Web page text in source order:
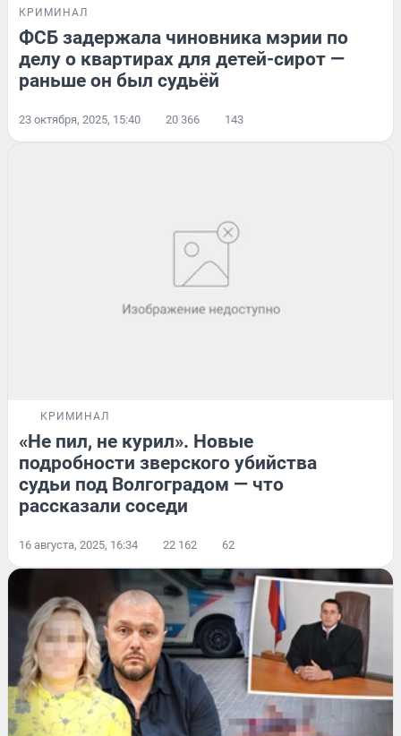
КРИМИНАЛ
ФСБ задержала чиновника мэрии по
делу о квартирах для детей-сирот —
раньше он был судьёй
23 октября, 2025, 15:40 20 366 143
КРИМИНАЛ
«Не пил, не курил». Новые
подробности зверского убийства
судьи под Волгоградом — что
рассказали соседи
16 августа, 2025, 16:34 22 162 62